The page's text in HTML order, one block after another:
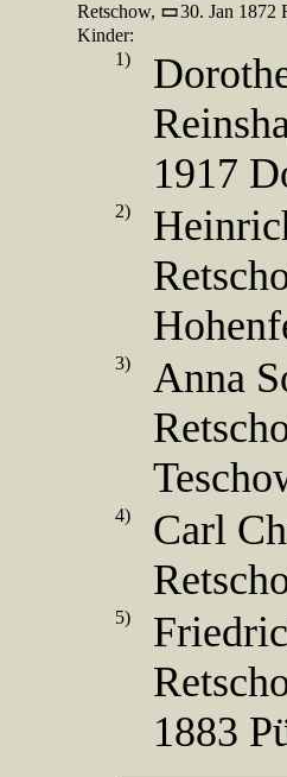
Retschow,
30. Jan 1872
Kinder:
1)
1917
2)
3)
Anna
4)
Carl
5)
1883